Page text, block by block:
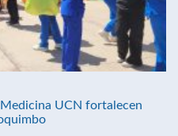
UCN fortalecen